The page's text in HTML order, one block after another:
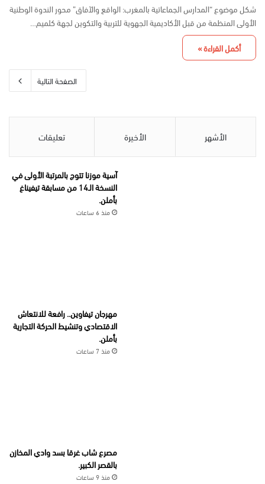
شكل موضوع “المدارس الجماعاتية بالمغرب: الواقع والآفاق” محور الندوة الوطنية
الأولى المنظمة من قبل الأكاديمية الجهوية للتربية والتكوين لجهة كلميم…
أكمل القراءة »
الصفحة التالية
الأشهر الأخيرة تعليقات
آسية موزنا تتوج بالمرتبة الأولى في
النسخة الـ14 من مسابقة تيفيناغ
بأملن.
منذ 6 ساعات
مهرجان تيفاوين.. رافعة للانتعاش
الاقتصادي وتنشيط الحركة التجارية
بأملن.
منذ 7 ساعات
مصرع شاب غرقا بسد وادي المخازن
بالقصر الكبير.
منذ 9 ساعات